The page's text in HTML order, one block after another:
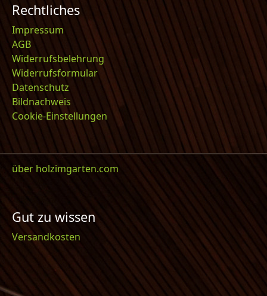
Rechtliches
Impressum
AGB
Widerrufsbelehrung
Widerrufsformular
Datenschutz
Bildnachweis
Cookie-Einstellungen
über holzimgarten.com
Gut zu wissen
Versandkosten